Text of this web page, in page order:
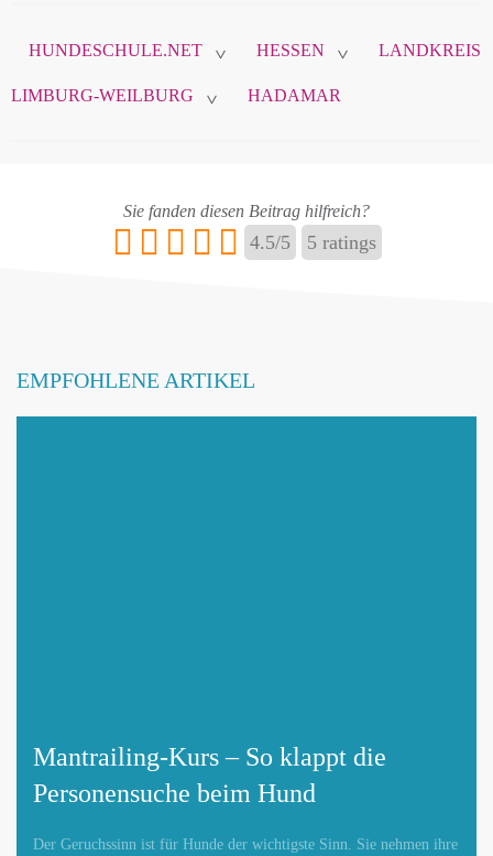
HUNDESCHULE.NET > HESSEN > LANDKREIS
LIMBURG-WEILBURG > HADAMAR
Sie fanden diesen Beitrag hilfreich?
4.5/5 5ratings
EMPFOHLENE ARTIKEL
Mantrailing-Kurs – So klappt die
Personensuche beim Hund
Der Geruchssinn ist für Hunde der wichtigste Sinn. Sie nehmen ihre